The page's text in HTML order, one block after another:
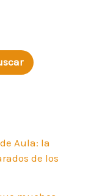
Aula: la
de los